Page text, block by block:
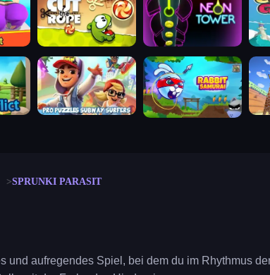
subway surfers rabbit samurai
SPRUNKI PARASIT
und aufregendes Spiel, bei dem du im Rhythmus